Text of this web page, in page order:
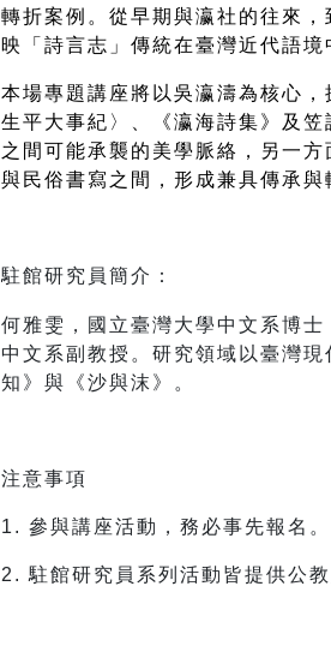
轉折案例。從早期與瀛社的往來
映「詩言志」傳統在臺灣近代語境
本場專題講座將以吳瀛濤為核心
生平大事紀〉、《瀛海詩集》及
之間可能承襲的美學脈絡，另一
與民俗書寫之間，形成兼具傳承與
何雅雯，國立臺灣大學中文系博
中文系副教授。研究領域以臺灣
知》與《沙與沫》。
注意事項
1. 參與講座活動，務必事先報名。
2. 駐館研究員系列活動皆提供公